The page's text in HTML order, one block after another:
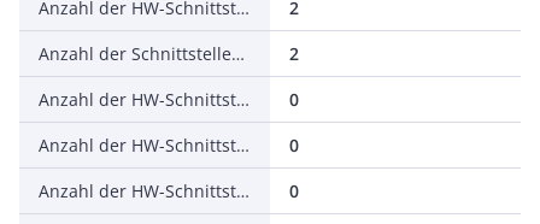
Anzahl der HW-Schnittstellen Industrial Ethernet
2
Anzahl der Schnittstellen PROFINET
2
Anzahl der HW-Schnittstellen seriell RS-232
0
Anzahl der HW-Schnittstellen seriell RS-422
0
Anzahl der HW-Schnittstellen seriell RS-485
0